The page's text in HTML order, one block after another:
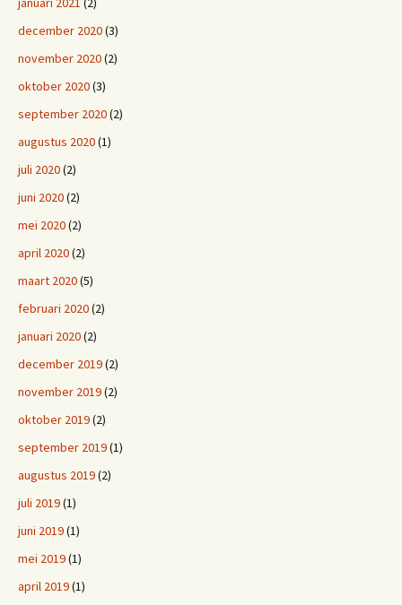
december 2020(3)
november 2020(2)
oktober 2020(3)
september 2020(2)
augustus 2020(1)
juli 2020(2)
juni 2020(2)
mei 2020(2)
april 2020(2)
maart 2020(5)
februari 2020(2)
januari 2020(2)
december 2019(2)
november 2019(2)
oktober 2019(2)
september 2019(1)
augustus 2019(2)
juli 2019(1)
juni 2019(1)
mei 2019(1)
april 2019(1)